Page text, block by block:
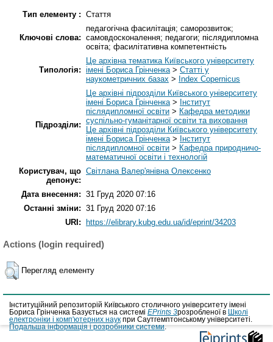
Тип елементу : Стаття
Ключові слова:
педагогічна фасилітація; саморозвиток;
самовдосконалення; педагоги; післядипломна
освіта; фасилітативна компетентність
Типологія:
Це архівна тематика Київського університету
імені Бориса Грінченка> Статті у
наукометричних базах > Index Copernicus
Підрозділи:
Це архівні підрозділи Київського університету
імені Бориса Грінченка> Інститут
післядипломної освіти > Кафедра методики
суспільно-гуманітарної освіти та виховання
Це архівні підрозділи Київського університету
імені Бориса Грінченка> Інститут
післядипломної освіти > Кафедра природничо-
математичної освіти і технологій
Користувач, що
депонує:
Світлана Валер'янівна Олексенко
Дата внесення: 31 Груд 2020 07:16
Останні зміни: 31 Груд 2020 07:16
URI:
https://elibrary.kubg.edu.ua/id/eprint/34203
Actions (login required)
Перегляд елементу
Інституційний репозиторій Київського столичного університету імені
Бориса Грінченка Базується на системі EPrints 3розробленої в
Школі
електроніки і комп'ютерних наук при Саутгемптонському університеті.
Подальша інформація і розробники системи.